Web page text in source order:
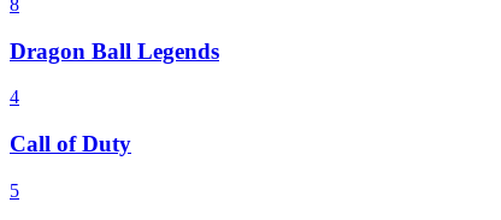
Dragon Ball Legends
4
Call of Duty
5